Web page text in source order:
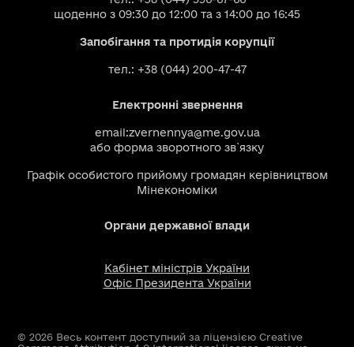
щоденно з 09:30 до 12:00 та з 14:00 до 16:45
Запобігання та протидія корупції
тел.: +38 (044) 200-47-47
Електронні звернення
email:zvernennya@me.gov.ua
або форма зворотного зв`язку
Графік особистого прийому громадян керівництвом
Мінекономіки
Органи державної влади
Кабінет міністрів України
Офіс Президента України
© 2026 Весь контент доступний за ліцензією Creative